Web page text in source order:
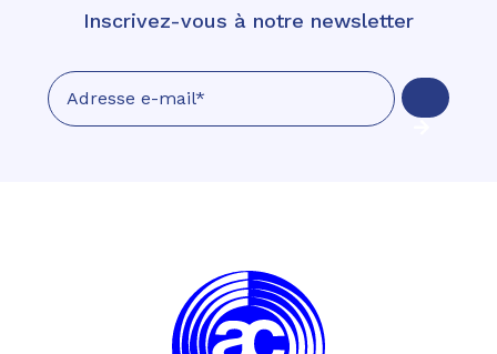
Inscrivez-vous à notre newsletter